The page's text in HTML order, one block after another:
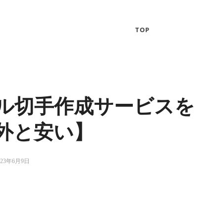
TOP
切手作成サービスを
安い】
年6月9日